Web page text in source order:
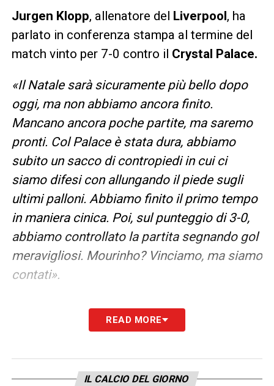
Jurgen Klopp, allenatore del Liverpool , ha
parlato in conferenza stampa al termine del
match vinto per 7-0 contro il Crystal Palace.
«Il Natale sarà sicuramente più bello dopo
oggi, ma non abbiamo ancora finito.
Mancano ancora poche partite, ma saremo
pronti. Col Palace è stata dura, abbiamo
subito un sacco di contropiedi in cui ci
siamo difesi con allungando il piede sugli
ultimi palloni. Abbiamo finito il primo tempo
in maniera cinica. Poi, sul punteggio di 3-0,
abbiamo controllato la partita segnando gol
meravigliosi. Mourinho? Vinciamo, ma siamo
contati».
LA PLAYLIST DELLE NOSTRE TOP NEWS
READ MORE
IL CALCIO DEL GIORNO